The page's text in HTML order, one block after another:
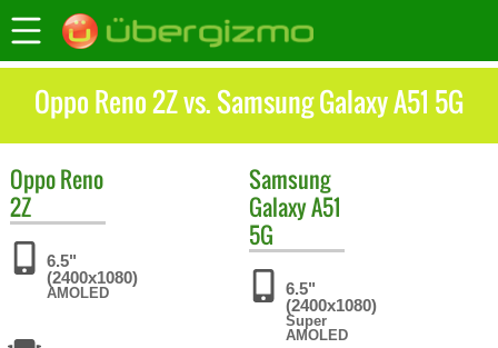
Oppo Reno 2Z vs. Samsung Galaxy A51 5G
OppoReno
2Z
6.5"
(2400x1080)
AMOLED
Samsung
Galaxy A51
5G
6.5"
(2400x1080)
Super
AMOLED